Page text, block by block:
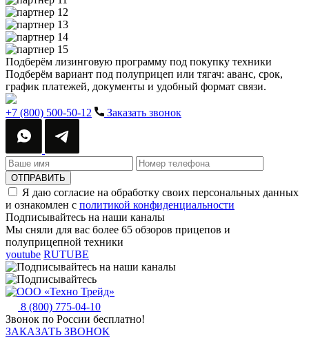
Подберём лизинговую программу под покупку техники
Подберём вариант под полуприцеп или тягач: аванс, срок,
график платежей, документы и удобный формат связи.
+7 (800) 500-50-12 Заказать звонок
ОТПРАВИТЬ
Я даю согласие на обработку своих персональных данных
и ознакомлен с политикой конфиденциальности
Подписывайтесь на наши каналы
Мы сняли для вас более 65 обзоров прицепов и
полуприцепной техники
youtube RUTUBE
8 (800) 775-04-10
Звонок по России бесплатно!
ЗАКАЗАТЬ ЗВОНОК